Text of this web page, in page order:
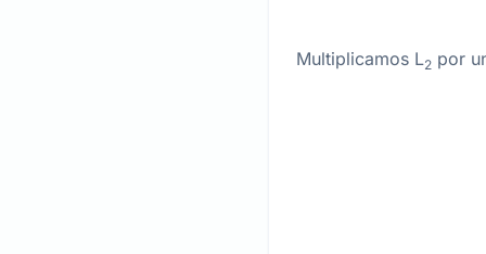
Multiplicamos L2 por